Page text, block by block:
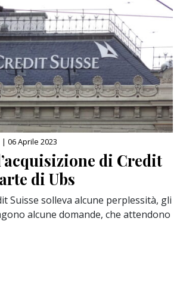
| 06 Aprile 2023
di Credit
di Ubs
Suisse solleva alcune perplessità, gli
alcune domande, che attendono